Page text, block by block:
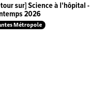
sur] Science à l'hôpital -
2026
Métropole